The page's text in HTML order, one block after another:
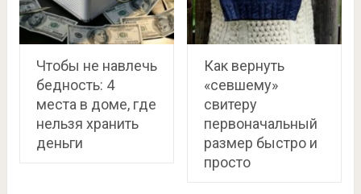
Чтобы не навлечь
бедность: 4
места в доме, где
нельзя хранить
деньги
Как вернуть
«севшему»
свитеру
первоначальный
размер быстро и
просто